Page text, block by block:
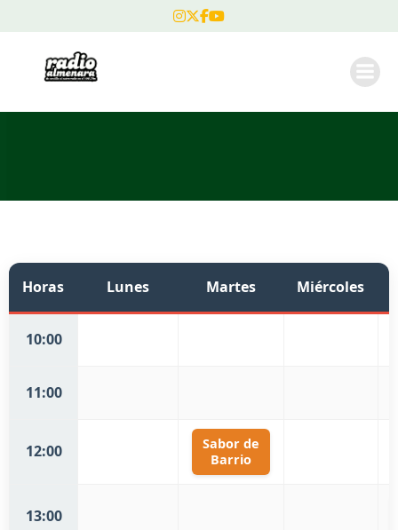
Horas Lunes Martes Miércoles
10:00
11:00
12:00
Sabor de
Barrio
13:00